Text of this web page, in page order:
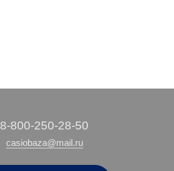
‭8-800-250-28-50
casiobaza@mail.ru